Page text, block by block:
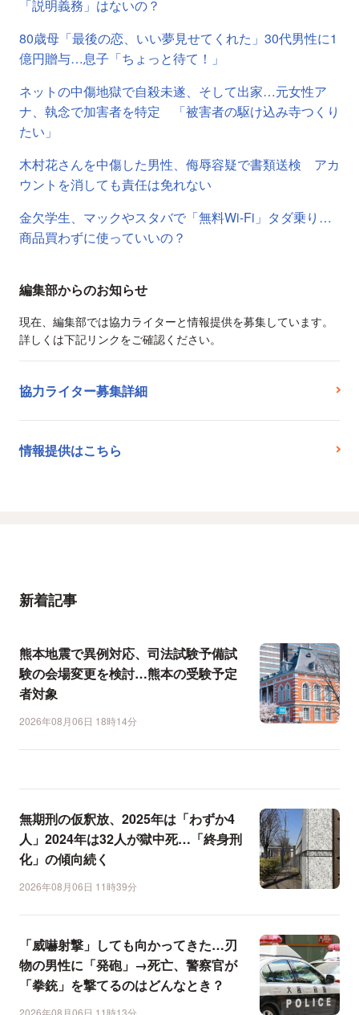
「説明義務」はないの？
80歳母「最後の恋、いい夢見せてくれた」30代男性に1
億円贈与…息子「ちょっと待て！」
ネットの中傷地獄で自殺未遂、そして出家…元女性ア
ナ、執念で加害者を特定 「被害者の駆け込み寺つくり
たい」
木村花さんを中傷した男性、侮辱容疑で書類送検 アカ
ウントを消しても責任は免れない
金欠学生、マックやスタバで「無料Wi-Fi」タダ乗り…
商品買わずに使っていいの？
編集部からのお知らせ
現在、編集部では協力ライターと情報提供を募集しています。
詳しくは下記リンクをご確認ください。
協力ライター募集詳細
情報提供はこちら
新着記事
熊本地震で異例対応、司法試験予備試
験の会場変更を検討…熊本の受験予定
者対象
2026年08月06日 18時14分
無期刑の仮釈放、2025年は「わずか4
人」2024年は32人が獄中死…「終身刑
化」の傾向続く
2026年08月06日 11時39分
「威嚇射撃」しても向かってきた…刃
物の男性に「発砲」→死亡、警察官が
「拳銃」を撃てるのはどんなとき？